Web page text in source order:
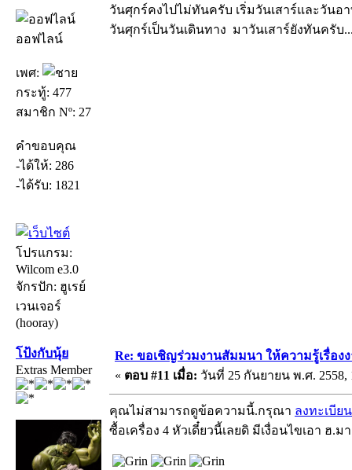
ออฟไลน์
เพศ:
กระทู้: 477
สมาชิก Nº: 27
คำขอบคุณ
-ได้ให้: 286
-ได้รับ: 1821
โปรแกรม:
Wilcom e3.0
จักรปัก: ฮูเรย์
เวนเจอร์
(hooray)
วันศุกร์คงไปไม่ทันครับ เริ่มวันเสาร์และวันอ
วันศุกร์เป็นวันเดินทาง มาวันเสาร์ยังทันครับ
โป้งกับนุ้ย
Extras Member
Re: ขอเชิญร่วมงานสัมมนา ให้ความรู้เรื่อง
« ตอบ #11 เมื่อ: วันที่ 25 กันยายน พ.ศ. 2558,
คุณไม่สามารถดูข้อความนี้.กรุณา ลงทะเบียน
ซื้อเครื่อง 4 หัวเดี๋ยวนี้เลยดิ มีเงื่อนไขเอา ฮ.